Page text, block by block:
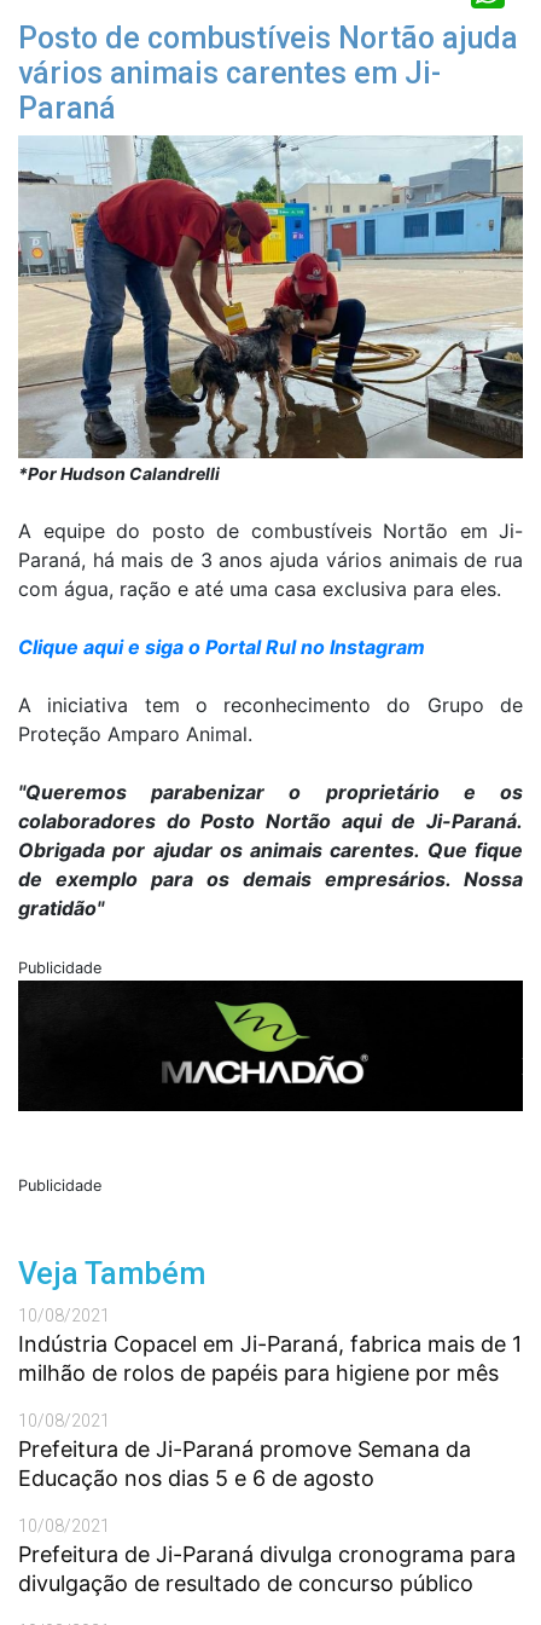
Posto de combustíveis Nortão ajuda
vários animais carentes em Ji-
Paraná
*Por Hudson Calandrelli
A equipe do posto de combustíveis Nortão em Ji-
Paraná, há mais de 3 anos ajuda vários animais de rua
com água, ração e até uma casa exclusiva para eles.
Clique aqui e siga o Portal Rul no Instagram
A iniciativa tem o reconhecimento do Grupo de
Proteção Amparo Animal.
"Queremos parabenizar o proprietário e os
colaboradores do Posto Nortão aqui de Ji-Paraná.
Obrigada por ajudar os animais carentes. Que fique
de exemplo para os demais empresários. Nossa
gratidão"
Publicidade
Publicidade
Veja Também
10/08/2021
Indústria Copacel em Ji-Paraná, fabrica mais de 1
milhão de rolos de papéis para higiene por mês
10/08/2021
Prefeitura de Ji-Paraná promove Semana da
Educação nos dias 5 e 6 de agosto
10/08/2021
Prefeitura de Ji-Paraná divulga cronograma para
divulgação de resultado de concurso público